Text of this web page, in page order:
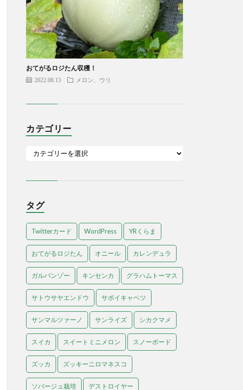
おてがるロジたん収穫！
2022.08.13 メロン、ウリ
カテゴリー
タグ
Twitterカード WordPress YRくらま
おてがるロジたん オニール カレンデュラ
ガルバンゾー キンセンカ グラハムトーマス
サトウサヤエンドウ サボイキャベツ
サンマルツァーノ サンライズ シカクマメ
スイカ スイートミニメロン スノーボード
ズッカ ズッキーニロマネスコ
ソバージュ栽培 デストロイヤー